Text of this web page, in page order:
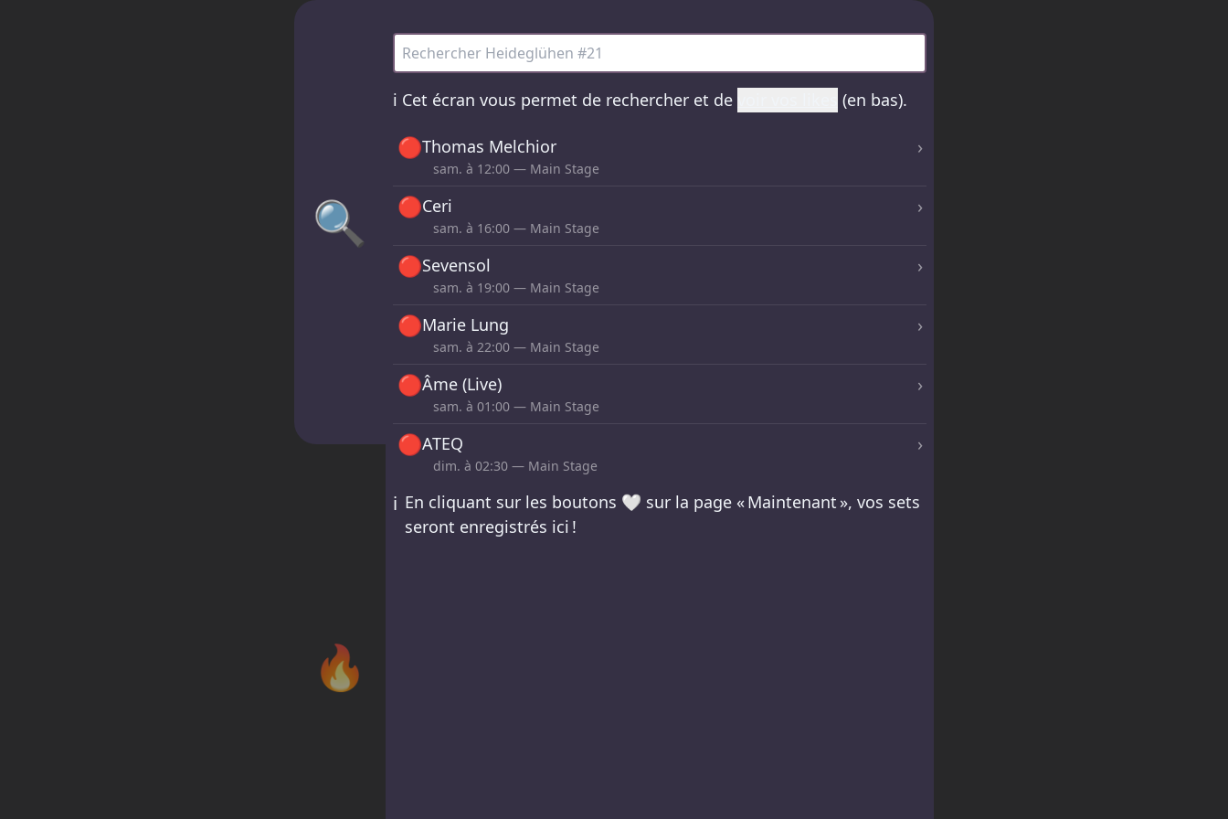
🔍
🔥
Heideglühen #21 - tous les sets
ℹ️ Cet écran vous permet de rechercher et de (en bas).
🔴Thomas Melchior ›
sam. à 12:00 — Main Stage
🔴Ceri ›
sam. à 16:00 — Main Stage
🔴Sevensol ›
sam. à 19:00 — Main Stage
🔴Marie Lung ›
sam. à 22:00 — Main Stage
🔴Âme (Live) ›
sam. à 01:00 — Main Stage
🔴ATEQ ›
dim. à 02:30 — Main Stage
ℹ️ En cliquant sur les boutons 🤍 sur la page « Maintenant », vos sets
seront enregistrés ici !